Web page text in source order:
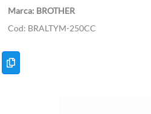
BROTHER
BRALTYM-250CC